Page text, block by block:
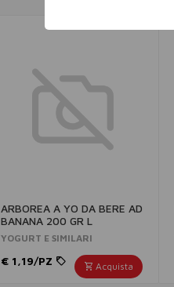
ARBOREA A YO DA BERE AD
BANANA 200 GR L
YOGURT E SIMILARI
Acquista
€ 1,19/PZ